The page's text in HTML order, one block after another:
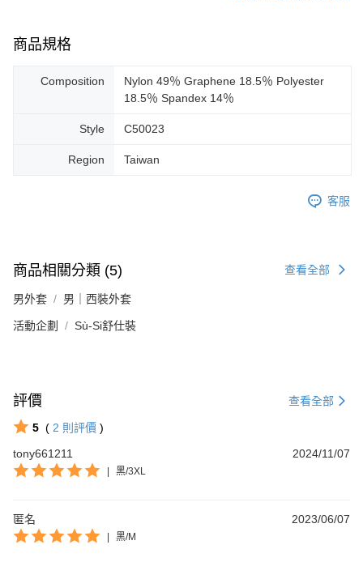
商品規格
Composition
Nylon 49％ Graphene 18.5％ Polyester
18.5％ Spandex 14％
Style C50023
Region Taiwan
客服
商品相關分類 (5) 查看全部
男外套 男｜西裝外套
活動企劃 Sù-Si舒仕裝
評價 查看全部
5 ( 2 則評價 )
tony661211
2024/11/07
黑/3XL
匿名 2023/06/07
黑/M